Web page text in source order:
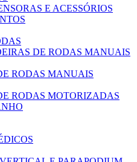
E ACESSÓRIOS
DE RODAS MANUAIS
RODAS MANUAIS
RODAS MOTORIZADAS